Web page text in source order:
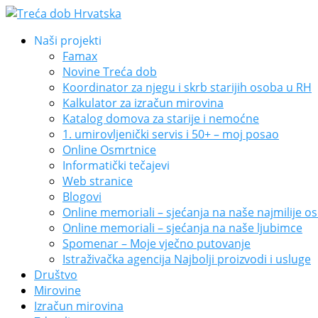
Naši projekti
Famax
Novine Treća dob
Koordinator za njegu i skrb starijih osoba u RH
Kalkulator za izračun mirovina
Katalog domova za starije i nemoćne
1. umirovljenički servis i 50+ – moj posao
Online Osmrtnice
Informatički tečajevi
Web stranice
Blogovi
Online memoriali – sjećanja na naše najmilije
Online memoriali – sjećanja na naše ljubimce
Spomenar – Moje vječno putovanje
Istraživačka agencija Najbolji proizvodi i usluge
Društvo
Mirovine
Izračun mirovina